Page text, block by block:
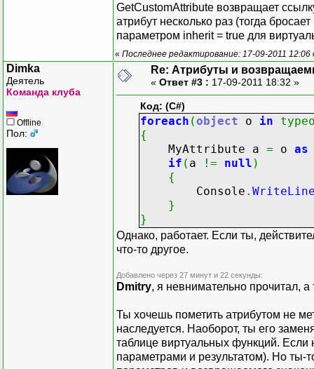
GetCustomAttribute возвращает
атрибут несколько раз (тогда
параметром inherit = true для
« Последнее редактирование: 17-09-2011 12:06
Dimka
Деятель
Команда клуба
Offline
Пол:
Re: Атрибуты и
« Ответ #3 : 17-09-2011 18:32 »
Код: (C#)
foreach (object o in
{
MyAttribute a = o as
if ( a != null )
{
Console .
}
}
Однако, работает. Если ты,
что-то другое.
Добавлено через 27 минут и 22 секунды:
Dmitry, я невнимательно прочитал,
Ты хочешь пометить атрибутом не
наследуется. Наоборот, ты его
таблице виртуальных функций. Если
параметрами и результатом). Но